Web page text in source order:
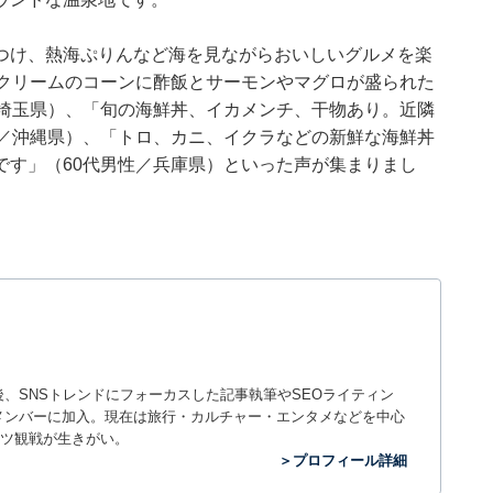
、熱海ぷりんなど海を見ながらおいしいグルメを楽
ームのコーンに酢飯とサーモンやマグロが盛られた
県）、「旬の海鮮丼、イカメンチ、干物あり。近隣
縄県）、「トロ、カニ、イクラなどの新鮮な海鮮丼
」（60代男性／兵庫県）といった声が集まりまし
SNSトレンドにフォーカスした記事執筆やSEOライティン
バーに加入。現在は旅行・カルチャー・エンタメなどを中心
観戦が生きがい。
＞プロフィール詳細